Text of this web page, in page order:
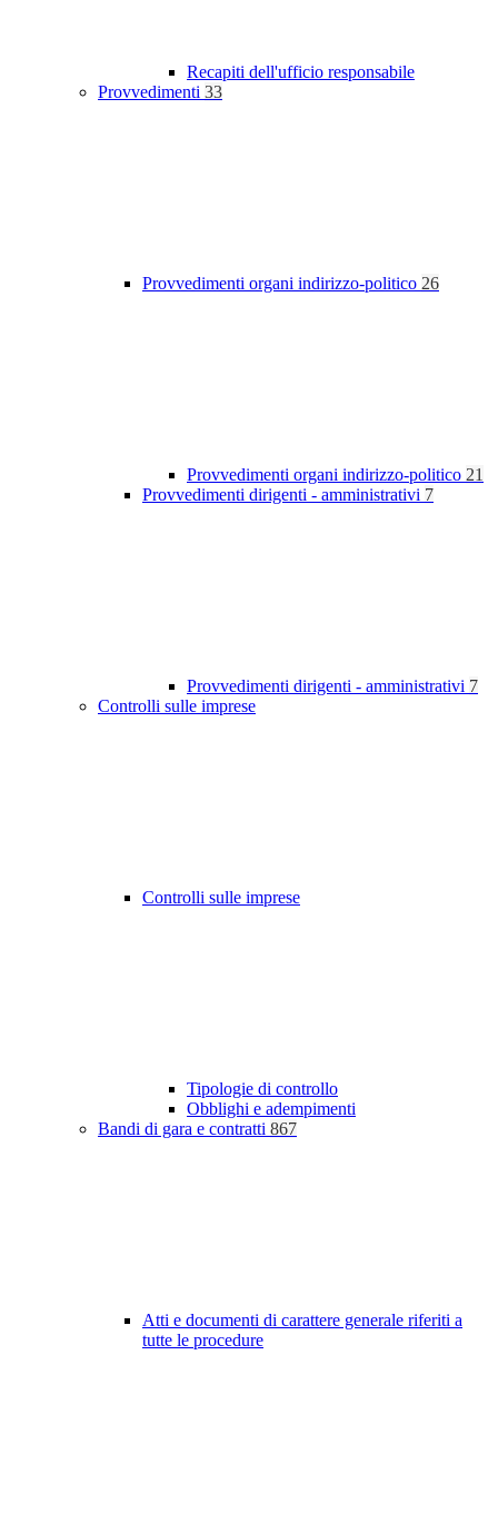
Recapiti dell'ufficio responsabile
Provvedimenti 33
Provvedimenti organi indirizzo-politico 26
Provvedimenti organi indirizzo-politico 21
Provvedimenti dirigenti - amministrativi 7
Provvedimenti dirigenti - amministrativi 7
Controlli sulle imprese
Controlli sulle imprese
Tipologie di controllo
Obblighi e adempimenti
Bandi di gara e contratti 867
Atti e documenti di carattere generale riferiti a
tutte le procedure